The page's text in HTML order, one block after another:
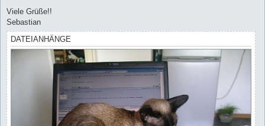
Viele Grüße!!
Sebastian
DATEIANHÄNGE